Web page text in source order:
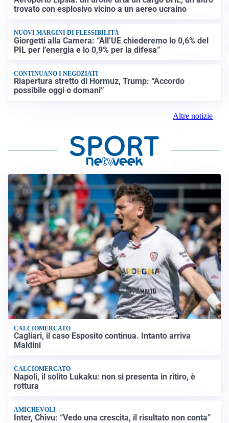
trovato con esplosivo vicino a un aereo ucraino
NUOVI MARGINI DI FLESSIBILITÀ
Giorgetti alla Camera: “All’UE chiederemo lo 0,6% del
PIL per l’energia e lo 0,9% per la difesa”
CONTINUANO I NEGOZIATI
Riapertura stretto di Hormuz, Trump: “Accordo
possibile oggi o domani”
Altre notizie
CALCIOMERCATO
Cagliari, il caso Esposito continua. Intanto arriva
Maldini
CALCIOMERCATO
Napoli, il solito Lukaku: non si presenta in ritiro, è
rottura
AMICHEVOLI
Inter, Chivu: “Vedo una crescita, il risultato non conta”